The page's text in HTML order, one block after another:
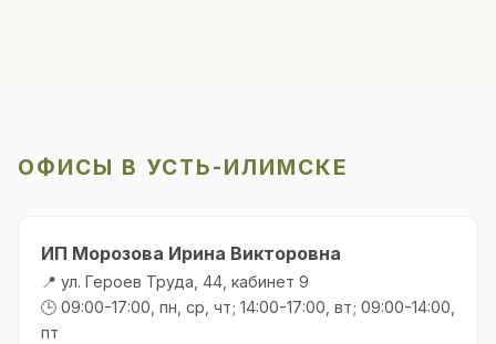
ОФИСЫ В УСТЬ-ИЛИМСКЕ
ИП Морозова Ирина Викторовна
📍 ул. Героев Труда, 44, кабинет 9
🕒 09:00-17:00, пн, ср, чт; 14:00-17:00, вт; 09:00-14:00,
пт